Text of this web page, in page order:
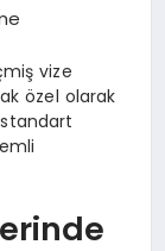
vize
özel olarak
standart